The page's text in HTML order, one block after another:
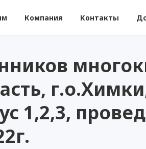
Компания Контакты
1,2,3,